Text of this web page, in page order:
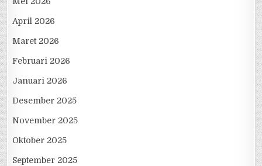
April 2026
Maret 2026
Februari 2026
Januari 2026
Desember 2025
November 2025
Oktober 2025
September 2025